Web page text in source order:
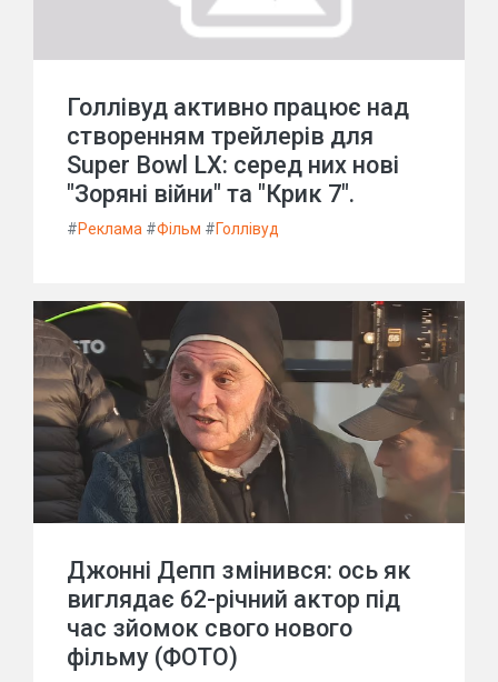
Голлівуд активно працює над
створенням трейлерів для
Super Bowl LX: серед них нові
"Зоряні війни" та "Крик 7".
#Реклама #Фільм #Голлівуд
Джонні Депп змінився: ось як
виглядає 62-річний актор під
час зйомок свого нового
фільму (ФОТО)